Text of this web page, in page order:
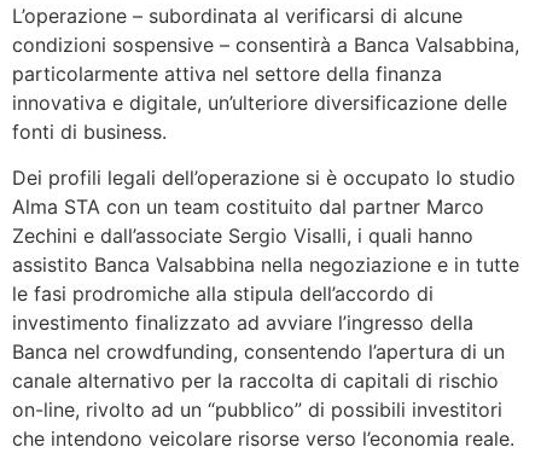
L’operazione – subordinata al verificarsi di alcune
condizioni sospensive – consentirà a Banca Valsabbina,
particolarmente attiva nel settore della finanza
innovativa e digitale, un’ulteriore diversificazione delle
fonti di business.
Dei profili legali dell’operazione si è occupato lo studio
Alma STA con un team costituito dal partner Marco
Zechini e dall’associate Sergio Visalli, i quali hanno
assistito Banca Valsabbina nella negoziazione e in tutte
le fasi prodromiche alla stipula dell’accordo di
investimento finalizzato ad avviare l’ingresso della
Banca nel crowdfunding, consentendo l’apertura di un
canale alternativo per la raccolta di capitali di rischio
on-line, rivolto ad un “pubblico” di possibili investitori
che intendono veicolare risorse verso l’economia reale.